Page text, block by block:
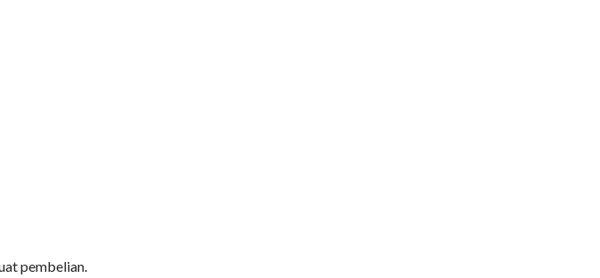
pembelian.